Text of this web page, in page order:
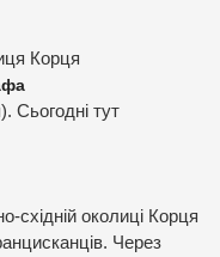
Корця
Сьогодні тут
східній околиці Корця
Через